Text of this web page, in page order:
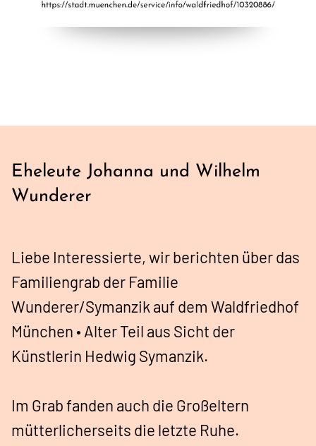
Eheleute Johanna und Wilhelm
Wunderer
Liebe Interessierte, wir berichten über das
Familiengrab der Familie
Wunderer/Symanzik auf dem Waldfriedhof
München • Alter Teil aus Sicht der
Künstlerin Hedwig Symanzik.
Im Grab fanden auch die Großeltern
mütterlicherseits die letzte Ruhe.